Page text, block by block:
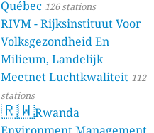
Québec 126 stations
RIVM - Rijksinstituut Voor
Volksgezondheid En
Milieum, Landelijk
Meetnet Luchtkwaliteit 112
stations
🇷🇼Rwanda